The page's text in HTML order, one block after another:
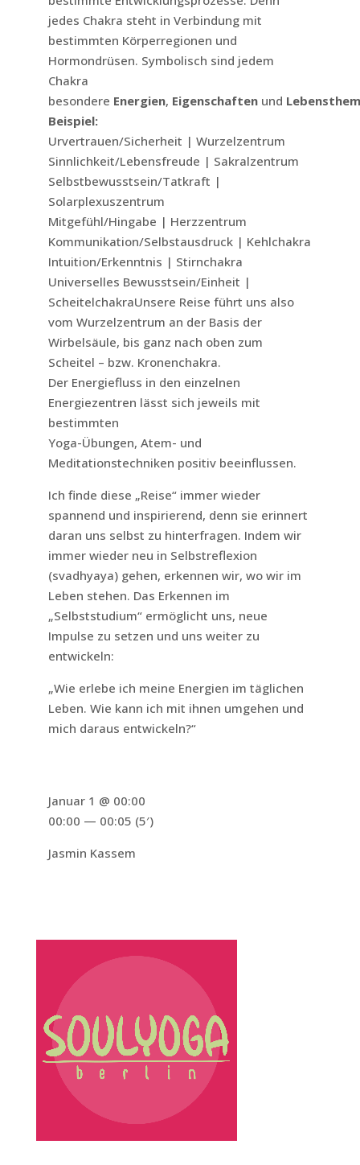
jedes Chakra steht in Verbindung mit
bestimmten Körperregionen und
Hormondrüsen. Symbolisch sind jedem
Chakra
besondere Energien, Eigenschaftenund
Beispiel:
Urvertrauen/Sicherheit | Wurzelzentrum
Sinnlichkeit/Lebensfreude | Sakralzentrum
Selbstbewusstsein/Tatkraft |
Solarplexuszentrum
Mitgefühl/Hingabe | Herzzentrum
Kommunikation/Selbstausdruck | Kehlchakra
Intuition/Erkenntnis | Stirnchakra
Universelles Bewusstsein/Einheit |
ScheitelchakraUnsere Reise führt uns also
vom Wurzelzentrum an der Basis der
Wirbelsäule, bis ganz nach oben zum
Scheitel – bzw. Kronenchakra.
Der Energiefluss in den einzelnen
Energiezentren lässt sich jeweils mit
bestimmten
Yoga-Übungen, Atem- und
Meditationstechniken positiv beeinflussen.
Ich finde diese „Reise“ immer wieder
spannend und inspirierend, denn sie erinnert
daran uns selbst zu hinterfragen. Indem wir
immer wieder neu in Selbstreflexion
(svadhyaya) gehen, erkennen wir, wo wir im
Leben stehen. Das Erkennen im
„Selbststudium“ ermöglicht uns, neue
Impulse zu setzen und uns weiter zu
entwickeln:
„Wie erlebe ich meine Energien im täglichen
Leben. Wie kann ich mit ihnen umgehen und
mich daraus entwickeln?“
Januar 1 @ 00:00
00:00 — 00:05 (5′)
Jasmin Kassem